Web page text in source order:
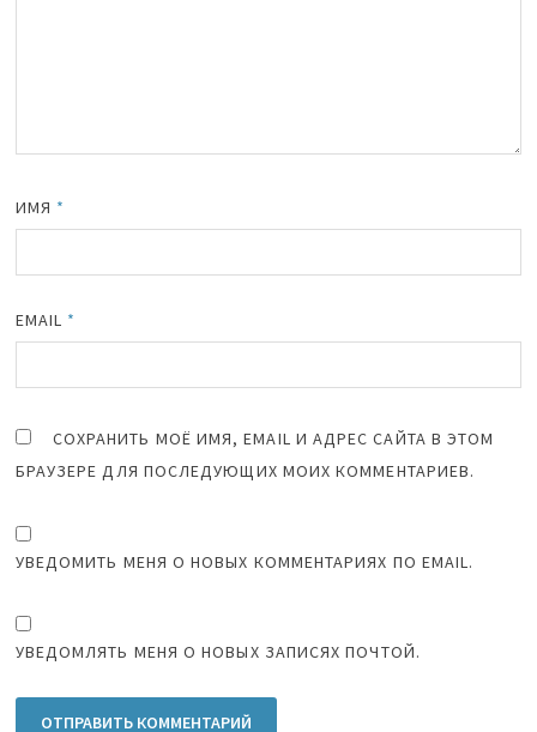
ИМЯ *
EMAIL *
СОХРАНИТЬ МОЁ ИМЯ, EMAIL И АДРЕС САЙТА В ЭТОМ
БРАУЗЕРЕ ДЛЯ ПОСЛЕДУЮЩИХ МОИХ КОММЕНТАРИЕВ.
УВЕДОМИТЬ МЕНЯ О НОВЫХ КОММЕНТАРИЯХ ПО EMAIL.
УВЕДОМЛЯТЬ МЕНЯ О НОВЫХ ЗАПИСЯХ ПОЧТОЙ.